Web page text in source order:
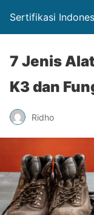
Sertifikasi
7 Jenis
K3 dan
Ridho